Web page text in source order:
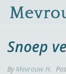
Snoep
ByMevrouw H.